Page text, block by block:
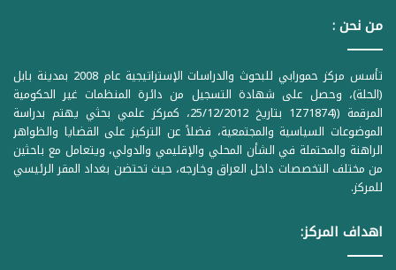
من نحن :
تأسس مركز حمورابي للبحوث والدراسات الإستراتيجية عام 2008 بمدينة بابل
(الحلة)، وحصل على شهادة التسجيل من دائرة المنظمات غير الحكومية
المرقمة ((1Z71874 بتاريخ 25/12/2012، كمركز علمي بحثي يهتم بدراسة
الموضوعات السياسية والمجتمعية، فضلاً عن التركيز على القضايا والظواهر
الراهنة والمحتملة في الشأن المحلي والإقليمي والدولي، ويتعامل مع باحثين
من مختلف التخصصات داخل العراق وخارجه، حيث تحتضن بغداد المقر الرئيسي
للمركز.
اهداف المركز: